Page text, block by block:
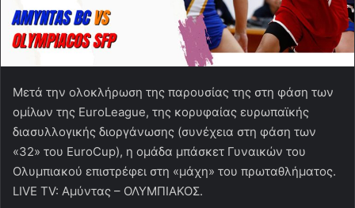
Μετά την ολοκλήρωση της παρουσίας της στη φάση των
ομίλων της EuroLeague, της κορυφαίας ευρωπαϊκής
διασυλλογικής διοργάνωσης (συνέχεια στη φάση των
«32» του EuroCup), η ομάδα μπάσκετ Γυναικών του
Ολυμπιακού επιστρέφει στη «μάχη» του πρωταθλήματος.
LIVE TV: Αμύντας – ΟΛΥΜΠΙΑΚΟΣ.